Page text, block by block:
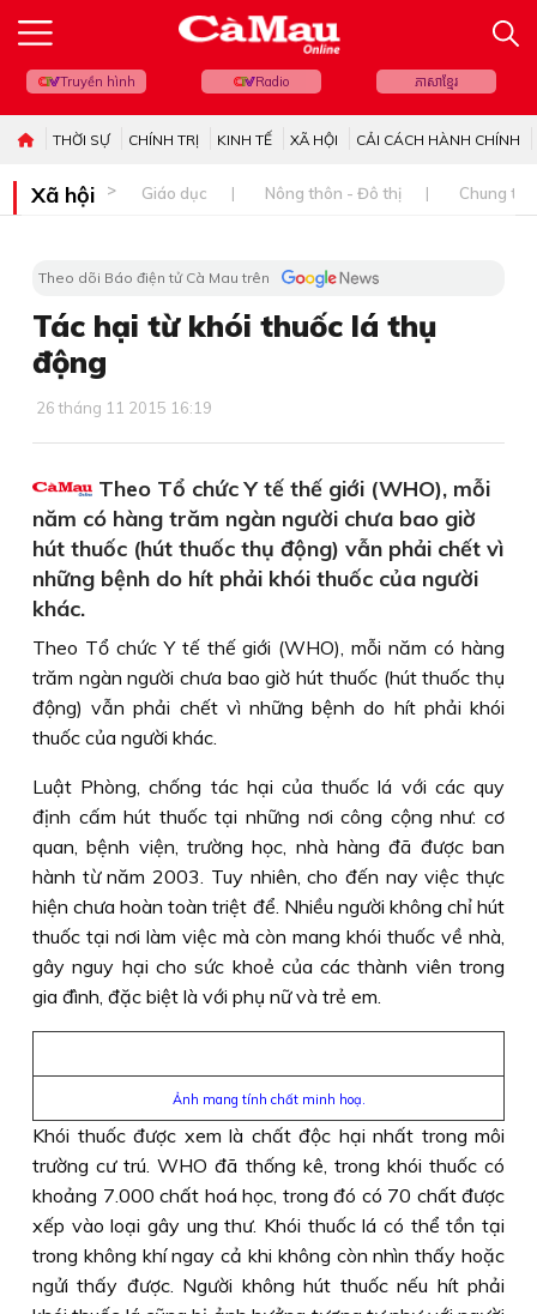
Truyền hình Radio ភាសាខ្មែរ
THỜI SỰ CHÍNH TRỊ KINH TẾ XÃ HỘI CẢI CÁCH HÀNH CHÍNH
Xã hội Giáo dục Nông thôn - Đô thị Chung
Theo dõi Báo điện tử Cà Mau trên
Tác hại từ khói thuốc lá thụ
động
26 tháng 11 2015 16:19
Theo Tổ chức Y tế thế giới (WHO), mỗi
năm có hàng trăm ngàn người chưa bao giờ
hút thuốc (hút thuốc thụ động) vẫn phải chết vì
những bệnh do hít phải khói thuốc của người
khác.
Theo Tổ chức Y tế thế giới (WHO), mỗi năm có hàng
trăm ngàn người chưa bao giờ hút thuốc (hút thuốc thụ
động) vẫn phải chết vì những bệnh do hít phải khói
thuốc của người khác.
Luật Phòng, chống tác hại của thuốc lá với các quy
định cấm hút thuốc tại những nơi công cộng như: cơ
quan, bệnh viện, trường học, nhà hàng đã được ban
hành từ năm 2003. Tuy nhiên, cho đến nay việc thực
hiện chưa hoàn toàn triệt để. Nhiều người không chỉ hút
thuốc tại nơi làm việc mà còn mang khói thuốc về nhà,
gây nguy hại cho sức khoẻ của các thành viên trong
gia đình, đặc biệt là với phụ nữ và trẻ em.
Ảnh mang tính chất minh hoạ.
Khói thuốc được xem là chất độc hại nhất trong môi
trường cư trú. WHO đã thống kê, trong khói thuốc có
khoảng 7.000 chất hoá học, trong đó có 70 chất được
xếp vào loại gây ung thư. Khói thuốc lá có thể tồn tại
trong không khí ngay cả khi không còn nhìn thấy hoặc
ngửi thấy được. Người không hút thuốc nếu hít phải